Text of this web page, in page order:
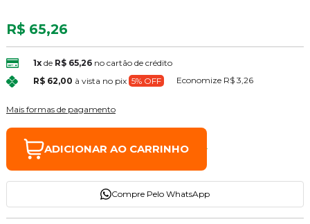
R$ 65,26
1xde R$ 65,26 no cartão de crédito
R$ 62,00 à vista no pix 5% OFF Economize R$ 3,26
Mais formas de pagamento
ADICIONAR AO CARRINHO
Compre Pelo WhatsApp